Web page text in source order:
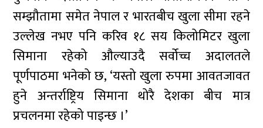
सम्झौतामा समेत नेपाल र भारतबीच खुला सीमा रहने
उल्लेख नभए पनि करिव १८ सय किलोमिटर खुला
सिमाना रहेको औल्याउदै सर्वोच्च अदालतले
पूर्णपाठमा भनेको छ, ‘यस्तो खुला रुपमा आवतजावत
हुने अन्तर्राष्ट्रिय सिमाना थोरै देशका बीच मात्र
प्रचलनमा रहेको पाइन्छ ।’